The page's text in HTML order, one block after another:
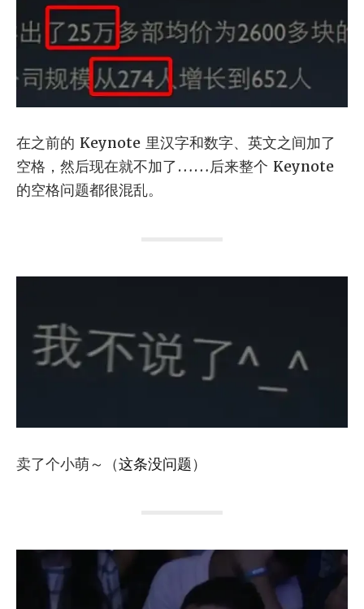
在之前的 Keynote 里汉字和数字、英文之间加了
空格，然后现在就不加了……后来整个 Keynote
的空格问题都很混乱。
卖了个小萌～（这条没问题）